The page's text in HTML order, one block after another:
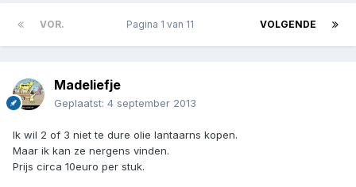
VOR. VOLGENDE
Pagina 1 van 11
Madeliefje
Geplaatst: 4 september 2013
Ik wil 2 of 3 niet te dure olie lantaarns kopen.
Maar ik kan ze nergens vinden.
Prijs circa 10euro per stuk.